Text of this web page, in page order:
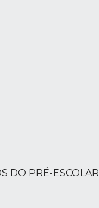
DO PRÉ-ESCOLAR